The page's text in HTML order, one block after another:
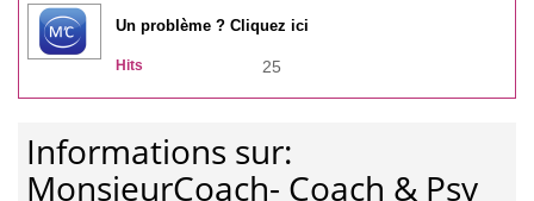
Un problème ? Cliquez ici
Hits 25
Informations sur:
MonsieurCoach- Coach & Psy